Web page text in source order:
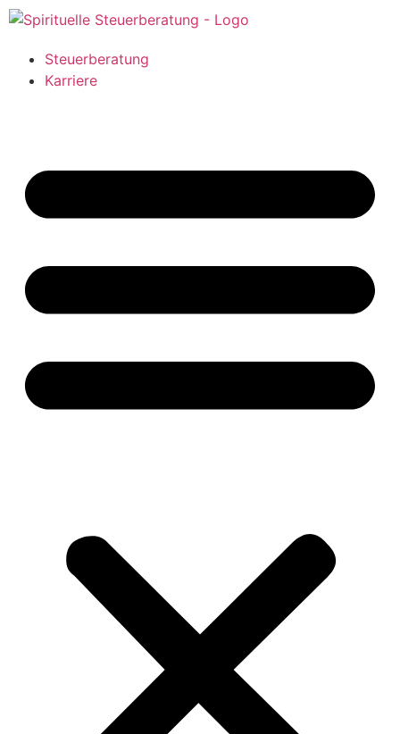
Steuerberatung
Karriere